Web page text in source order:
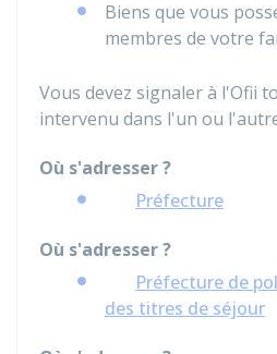
Biens que vous
membres de votre
Vous devez signaler à l'Ofii
intervenu dans l'un ou
Où s'adresser ?
Préfecture
Où s'adresser ?
Préfecture de
des titres de séjour